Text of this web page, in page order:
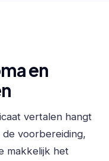
en
vertalen hangt
voorbereiding,
makkelijk het